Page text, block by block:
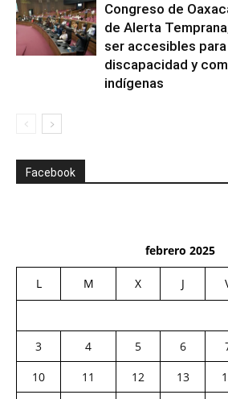
Congreso de
de Alerta
ser accesibles
discapacidad y
indígenas
Facebook
febrero 2025
L M X J
3
4 5 6
10
11 12 13